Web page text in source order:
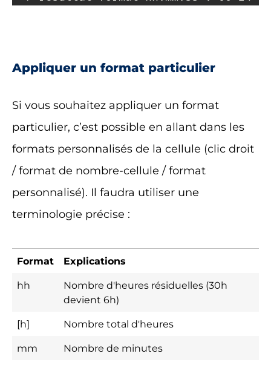
Appliquer un format particulier
Si vous souhaitez appliquer un format
particulier, c’est possible en allant dans les
formats personnalisés de la cellule (clic droit
/ format de nombre-cellule / format
personnalisé). Il faudra utiliser une
terminologie précise :
Format
Explications
hh
Nombre d'heures résiduelles (30h
devient 6h)
[h]
Nombre total d'heures
mm
Nombre de minutes